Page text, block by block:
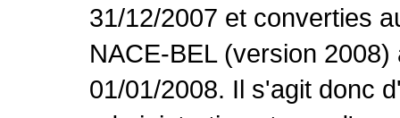
31/12/2007 et converties
NACE-BEL (version
01/01/2008. Il s'agit donc